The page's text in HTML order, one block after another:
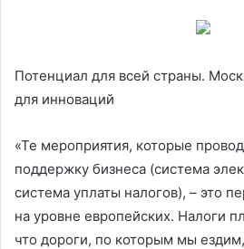
Потенциал для всей страны.
для инноваций
«Те мероприятия, которые
поддержку бизнеса (система
система уплаты налогов), – это
на уровне европейских. Налоги
что дороги, по которым мы